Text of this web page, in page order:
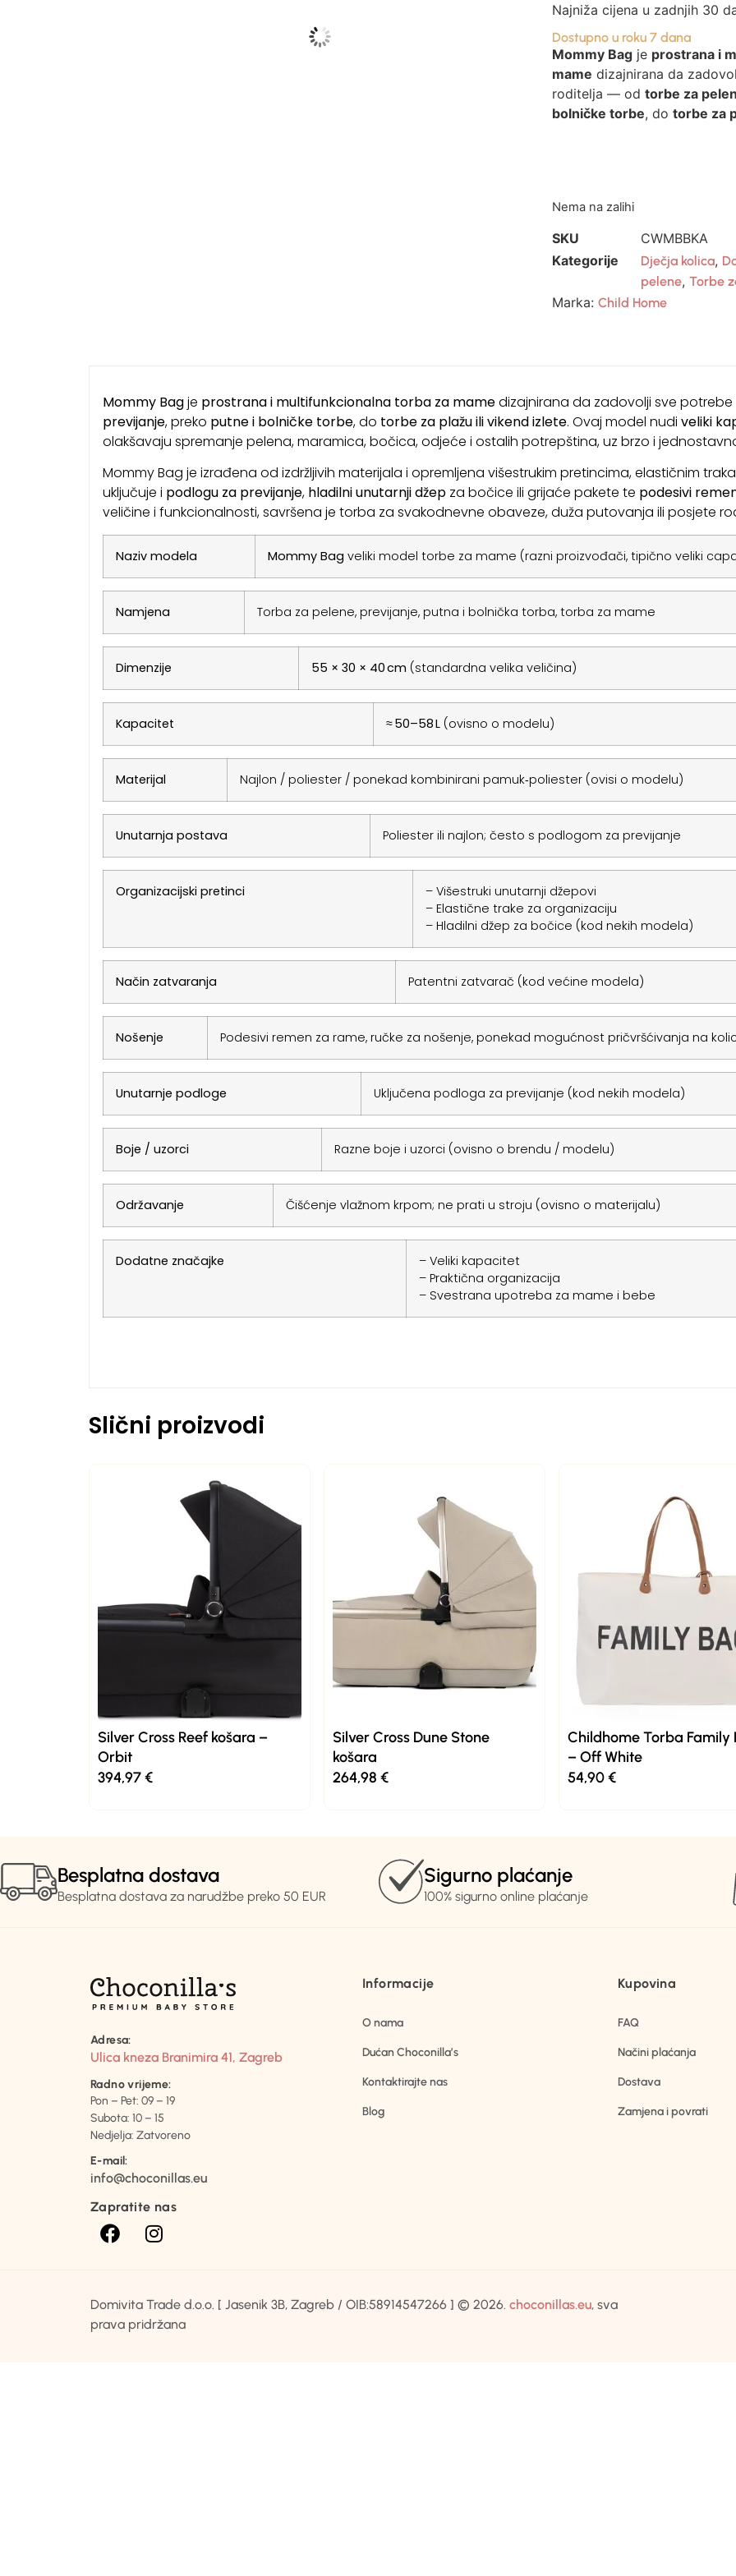
Najniža cijena u zadnjih 30
Dostupno u roku 7 dana
Mommy Bag je prostrana i
mame dizajnirana da
roditelja — od torbe za
bolničke torbe, do torbe za
Nema na zalihi
SKU
CWMBBKA
Kategorije
Dječja kolica,
pelene, Torbe
Marka: Child Home
Mommy Bagje prostrana i multifunkcionalna torba za mamedizajnirana da zadovolji sve
previjanje, preko putne i bolničke torbe, do torbe za plažu ili vikend izlete. Ovaj model nudi veliki
olakšavaju spremanje pelena, maramica, bočica, odjeće i ostalih potrepština, uz brzo i
Mommy Bag je izrađena od izdržljivih materijala i opremljena višestrukim pretincima, elastičnim
uključuje i podlogu za previjanje, hladilni unutarnji džepza bočice ili grijaće pakete te podesivi
veličine i funkcionalnosti, savršena je torba za svakodnevne obaveze, duža putovanja ili posjete
Naziv modela Mommy Bag veliki model torbe za mame (razni proizvođači, tipično veliki
Namjena Torba za pelene, previjanje, putna i bolnička torba, torba za mame
Dimenzije 55 × 30 × 40 cm (standardna velika veličina)
Kapacitet ≈ 50–58 L(ovisno o modelu)
Materijal Najlon / poliester / ponekad kombinirani pamuk‑poliester (ovisi o modelu)
Unutarnja postava Poliester ili najlon; često s podlogom za previjanje
Organizacijski pretinci
– Višestruki unutarnji džepovi
– Elastične trake za organizaciju
– Hladilni džep za bočice (kod nekih modela)
Način zatvaranja Patentni zatvarač (kod većine modela)
Nošenje Podesivi remen za rame, ručke za nošenje, ponekad mogućnost pričvršćivanja na
Unutarnje podloge Uključena podloga za previjanje (kod nekih modela)
Boje / uzorci Razne boje i uzorci (ovisno o brendu / modelu)
Održavanje Čišćenje vlažnom krpom; ne prati u stroju (ovisno o materijalu)
Dodatne značajke
– Veliki kapacitet
– Praktična organizacija
– Svestrana upotreba za mame i bebe
Slični proizvodi
Silver Cross Reef košara –
Orbit
394,97€
Silver Cross Dune Stone
košara
264,98 €
Childhome Torba Family
– Off White
54,90€
Besplatna dostava
Besplatna dostava za narudžbe preko 50 EUR
Sigurno plaćanje
100% sigurno online plaćanje
Adresa:
Ulica kneza Branimira 41, Zagreb
Radno vrijeme:
Pon – Pet: 09 – 19
Subota: 10 – 15
Nedjelja: Zatvoreno
E-mail:
info@choconillas.eu
Zapratite nas
Informacije
O nama
Dućan Choconilla’s
Kontaktirajte nas
Blog
Kupovina
FAQ
Načini plaćanja
Dostava
Zamjena i povrati
Domivita Trade d.o.o. [ Jasenik 3B, Zagreb / OIB:58914547266 ] © 2026. choconillas.eu, sva
prava pridržana